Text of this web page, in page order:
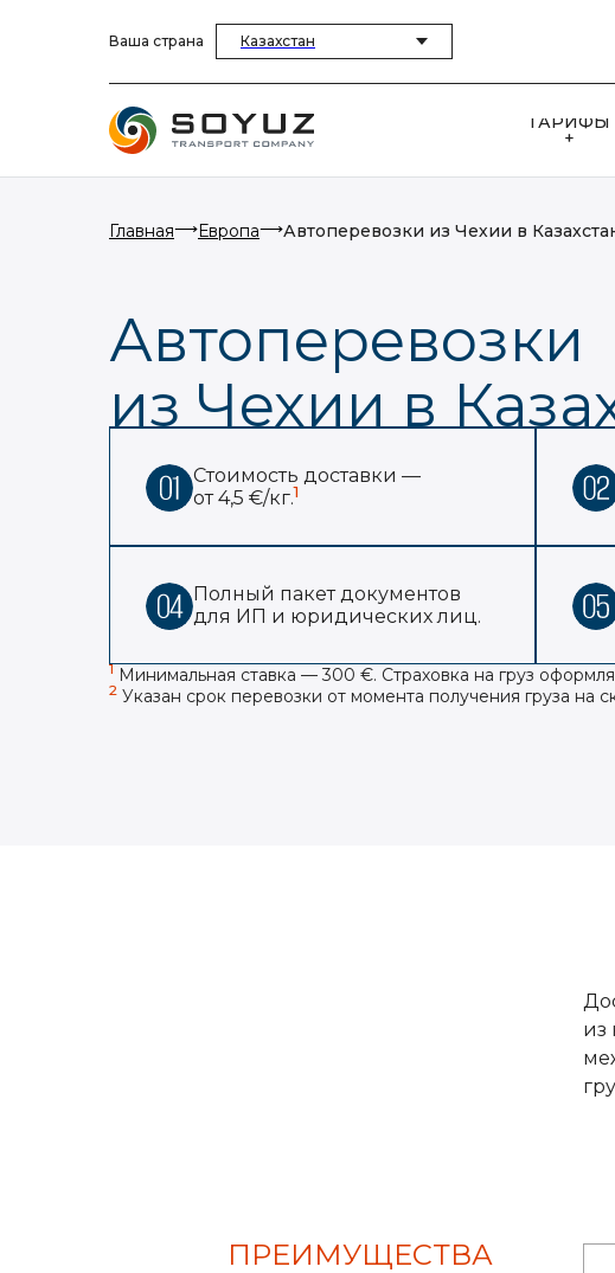
Ваша страна Казахстан
ТАРИФЫ
+
Главная⟶Европа⟶Автоперевозки из Чехии в
Автоперевозки
из Чехии в
Стоимость доставки —
от 4,5 €/кг.1
Полный пакет документов
для ИП и юридических лиц.
1 Минимальная ставка — 300 €. Страховка на груз
2 Указан срок перевозки от момента получения груза на
из
ПРЕИМУЩЕСТВА